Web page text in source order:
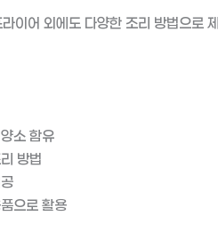
이어 외에도 다양한 조리 방법으로
소 함유
방법
으로 활용